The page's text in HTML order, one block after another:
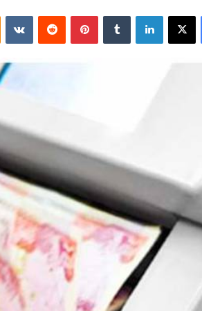
فيسبوك
‫X لينكدإن بينتيريست